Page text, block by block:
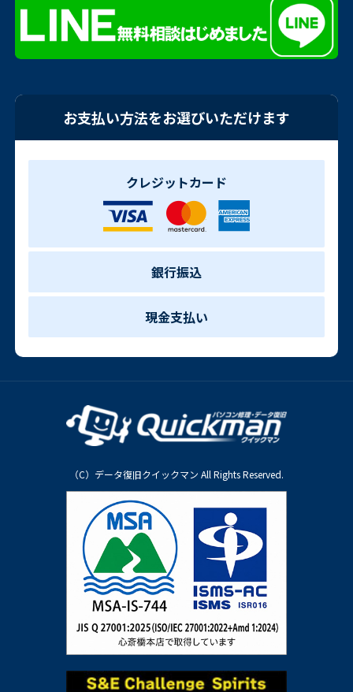
お支払い方法をお選びいただけます
クレジットカード
銀行振込
現金支払い
（C）データ復旧クイックマン All Rights Reserved.